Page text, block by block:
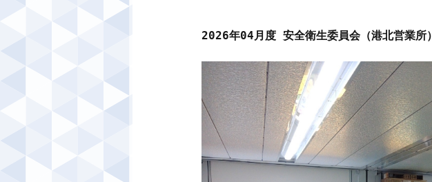
2026年04月度 安全衛生委員会（港北営業所）